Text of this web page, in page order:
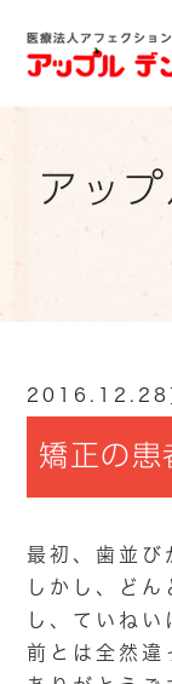
アッ
2016.12.28
矯正の患
最初、歯並び
しかし、どん
し、ていねい
前とは全然違